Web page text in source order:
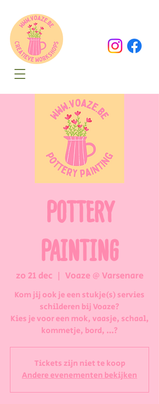
POTTERY
PAINTING
zo 21 dec
  |
Voaze @ Varsenare
Kom jij ook je een stukje(s) servies
schilderen bij Voaze?
Kies je voor een mok, vaasje, schaal,
kommetje, bord, ...?
Tickets zijn niet te koop
Andere evenementen bekijken